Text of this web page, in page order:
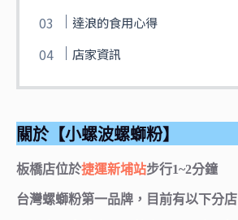
達浪的食用心得
店家資訊
關於【小螺波螺螄粉】
板橋店位於捷運新埔站步行1~2分鐘
台灣螺螄粉第一品牌，目前有以下分店